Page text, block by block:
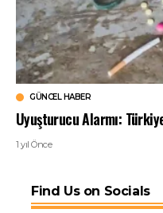
GÜNCEL HABER
Uyuşturucu Alarmı:
1 yıl Önce
Find Us on Socials